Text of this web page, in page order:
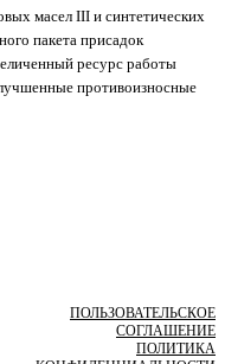
масел III и синтетических
пакета присадок
ресурс работы
противоизносные
ПОЛЬЗОВАТЕЛЬСКОЕ
СОГЛАШЕНИЕ
ПОЛИТИКА